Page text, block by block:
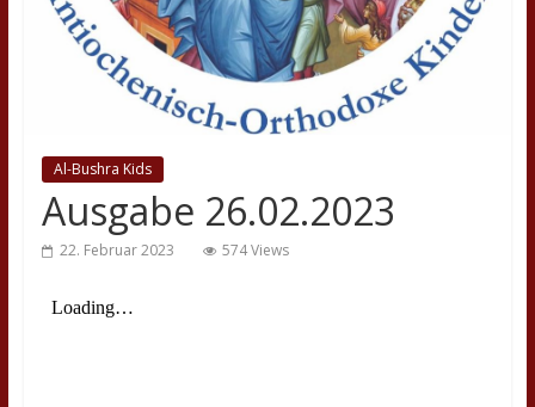
Al-Bushra Kids
Ausgabe 26.02.2023
22. Februar 2023 574 Views